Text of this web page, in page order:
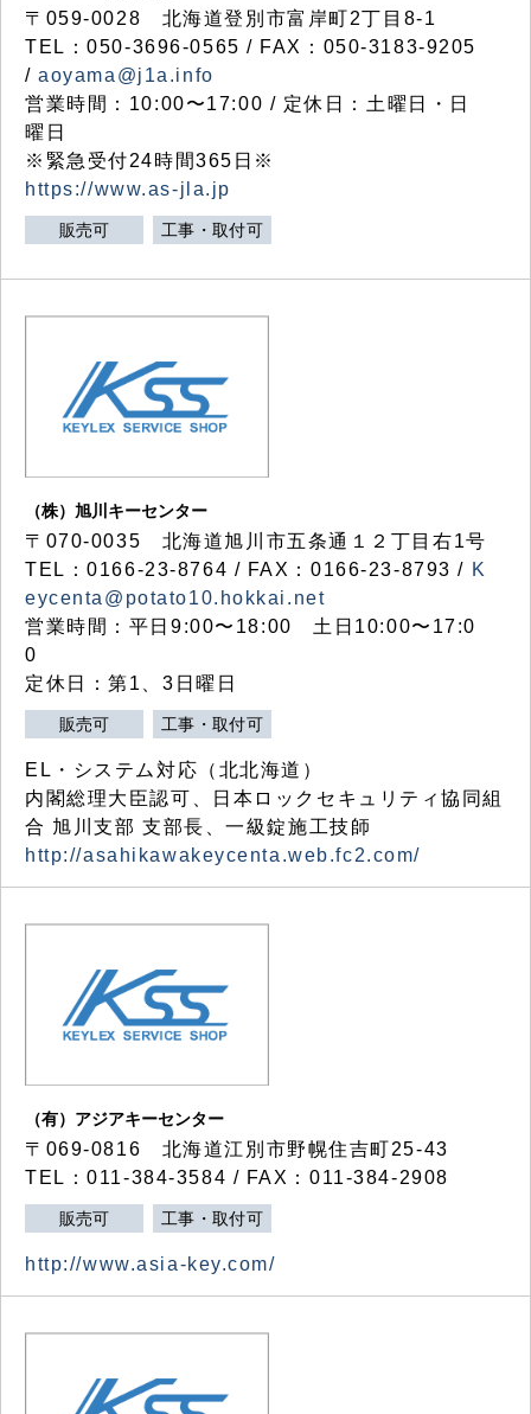
〒 059-0028 北海道登別市富岸町2丁目 8-1
TEL：050-3696-0565 / FAX：050-3183-9205
/aoyama@j1a.info
営業時間：10:00〜17:00 / 定休日：土曜日・日
曜日
※緊急受付24時間365日※
https://www.as-jla.jp
販売可 工事・取付可
（株）旭川キーセンター
〒070-0035 北海道旭川市五条通１２丁目右1号
TEL：0166-23-8764 / FAX：0166-23-8793 / K
eycenta@potato10.hokkai.net
営業時間：平日9:00〜18:00 土日10:00〜17:0
0
定休日：第1、3日曜日
販売可 工事・取付可
EL・システム対応（北北海道）
内閣総理大臣認可、日本ロックセキュリティ協同組
合 旭川支部 支部長、一級錠施工技師
http://asahikawakeycenta.web.fc2.com/
（有）アジアキーセンター
〒069-0816 北海道江別市野幌住吉町25-43
TEL：011-384-3584 / FAX：011-384-2908
販売可 工事・取付可
http://www.asia-key.com/